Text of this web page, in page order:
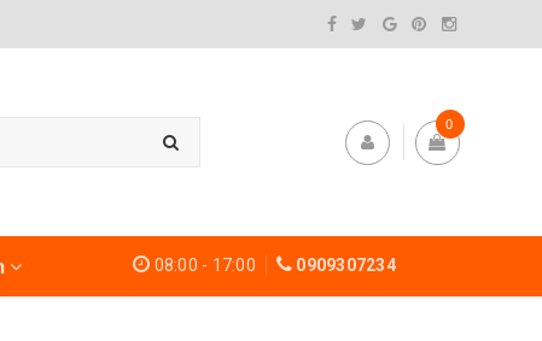
0
08:00 - 17:00 0909307234